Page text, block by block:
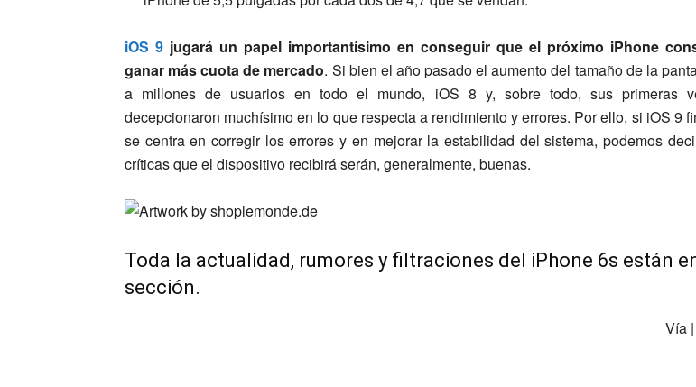
iOS 9 jugará un papel importantísimo en conseguir que el próximo iPhone
ganar más cuota de mercado. Si bien el año pasado el aumento del tamaño de la
a millones de usuarios en todo el mundo, iOS 8 y, sobre todo, sus primeras
decepcionaron muchísimo en lo que respecta a rendimiento y errores. Por ello, si iOS 9
se centra en corregir los errores y en mejorar la estabilidad del sistema, podemos
críticas que el dispositivo recibirá serán, generalmente, buenas.
Toda la actualidad, rumores y filtraciones del iPhone 6s están
sección.
Vía |